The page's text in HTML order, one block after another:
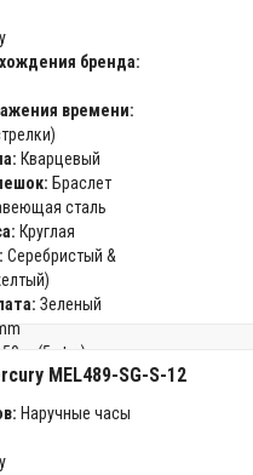
бренда:
времени:
Кварцевый
Браслет
сталь
Круглая
Серебристый &
Зеленый
50 м (5 atm)
MEL489-SG-S-12
Наручные часы